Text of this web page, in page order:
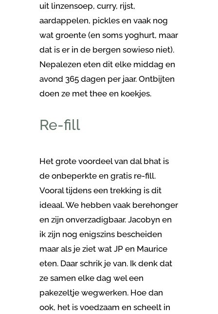
uit linzensoep, curry, rijst,
aardappelen, pickles en vaak nog
wat groente (en soms yoghurt, maar
dat is er in de bergen sowieso niet).
Nepalezen eten dit elke middag en
avond 365 dagen per jaar. Ontbijten
doen ze met thee en koekjes.
Re-fill
Het grote voordeel van dal bhat is
de onbeperkte en gratis re-fill.
Vooral tijdens een trekking is dit
ideaal. We hebben vaak berehonger
en zijn onverzadigbaar. Jacobyn en
ik zijn nog enigszins bescheiden
maar als je ziet wat JP en Maurice
eten. Daar schrik je van. Ik denk dat
ze samen elke dag wel een
pakezeltje wegwerken. Hoe dan
ook, het is voedzaam en scheelt in